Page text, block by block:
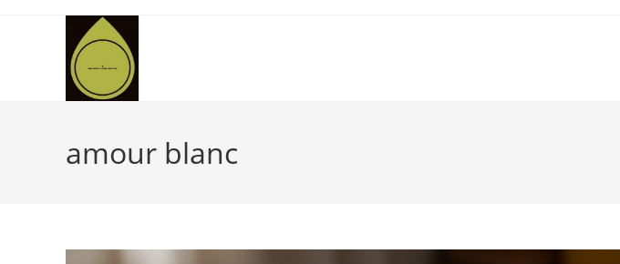
amour blanc